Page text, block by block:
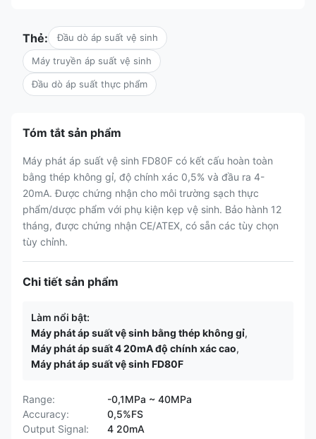
Thẻ: Đầu dò áp suất vệ sinh
Máy truyền áp suất vệ sinh
Đầu dò áp suất thực phẩm
Tóm tắt sản phẩm
Máy phát áp suất vệ sinh FD80F có kết cấu hoàn toàn
bằng thép không gỉ, độ chính xác 0,5% và đầu ra 4-
20mA. Được chứng nhận cho môi trường sạch thực
phẩm/dược phẩm với phụ kiện kẹp vệ sinh. Bảo hành 12
tháng, được chứng nhận CE/ATEX, có sẵn các tùy chọn
tùy chỉnh.
Chi tiết sản phẩm
Làm nổi bật:
Máy phát áp suất vệ sinh bằng thép không gỉ,
Máy phát áp suất 4 20mA độ chính xác cao,
Máy phát áp suất vệ sinh FD80F
Range:
-0,1MPa ~ 40MPa
Accuracy:
0,5%FS
Output Signal:
4 20mA